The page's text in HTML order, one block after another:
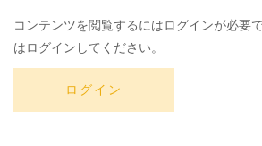
コンテンツを閲覧するにはログインが必要
はログインしてください。
ログイン